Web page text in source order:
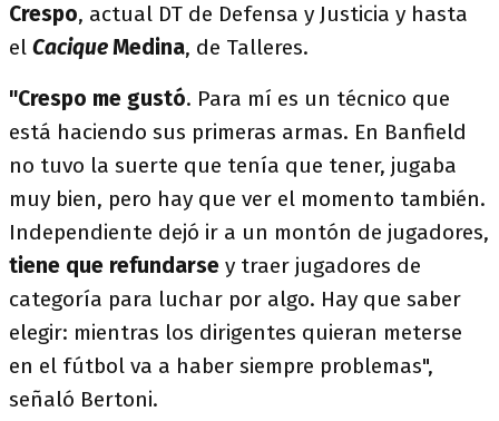
Crespo, actual DT de Defensa y Justicia y hasta
el CaciqueMedina, de Talleres.
"Crespo me gustó. Para mí es un técnico que
está haciendo sus primeras armas. En Banfield
no tuvo la suerte que tenía que tener, jugaba
muy bien, pero hay que ver el momento también.
Independiente dejó ir a un montón de jugadores,
tiene que refundarse y traer jugadores de
categoría para luchar por algo. Hay que saber
elegir: mientras los dirigentes quieran meterse
en el fútbol va a haber siempre problemas",
señaló Bertoni.